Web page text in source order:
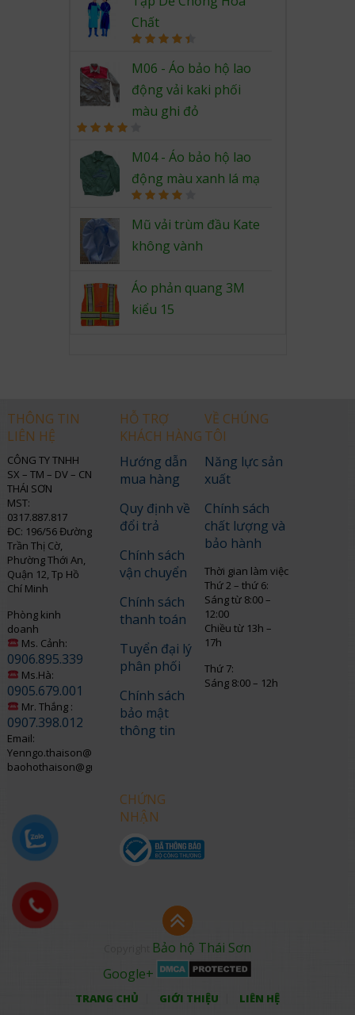
Chất
out of 5
M06 - Áo bảo hộ lao
động vải kaki phối
màu ghi đỏ
4.00out
of 5
M04 - Áo bảo hộ lao
động màu xanh lá mạ
4.00 out
of 5
Mũ vải trùm đầu Kate
không vành
Áo phản quang 3M
kiểu 15
THÔNG TIN
LIÊN HỆ
CÔNG TY TNHH
SX – TM – DV – CN
THÁI SƠN
MST:
0317.887.817
ĐC: 196/56 Đường
Trần Thị Cờ,
Phường Thới An,
Quận 12, Tp Hồ
Chí Minh
Phòng kinh
doanh
Ms. Cảnh:
0906.895.339
Ms.Hà:
0905.679.001
Mr. Thắng :
0907.398.012
Email:
Yenngo.thaison@gmail.com
baohothaison@gmail.com
HỖ TRỢ
KHÁCH HÀNG
Hướng dẫn
mua hàng
Quy định về
đổi trả
Chính sách
vận chuyển
Chính sách
thanh toán
Tuyển đại lý
phân phối
Chính sách
bảo mật
thông tin
CHỨNG
NHẬN
VỀ CHÚNG
TÔI
Năng lực sản
xuất
Chính sách
chất lượng và
bảo hành
Thời gian làm việc
Thứ 2 – thứ 6:
Sáng từ 8:00 –
12:00
Chiều từ 13h –
17h
Thứ 7:
Sáng 8:00 – 12h
Bảo hộ Thái Sơn
Google+
TRANG CHỦ GIỚI THIỆU LIÊN HỆ